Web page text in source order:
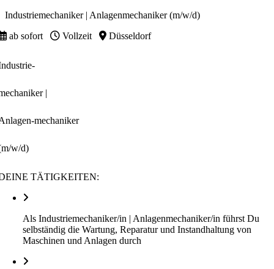
Industriemechaniker | Anlagenmechaniker (m/w/d)
ab sofort
Vollzeit Düsseldorf
|
mechaniker
w/d)
TÄTIGKEITEN:
Als Industriemechaniker/in | Anlagenmechaniker/in führst Du
selbständig die Wartung, Reparatur und Instandhaltung von
Maschinen und Anlagen durch